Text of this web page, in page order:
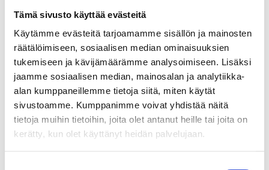
Tämä sivusto käyttää evästeitä
Käytämme evästeitä tarjoamamme sisällön ja mainosten
räätälöimiseen, sosiaalisen median ominaisuuksien
tukemiseen ja kävijämäärämme analysoimiseen. Lisäksi
jaamme sosiaalisen median, mainosalan ja analytiikka-
alan kumppaneillemme tietoja siitä, miten käytät
sivustoamme. Kumppanimme voivat yhdistää näitä
tietoja muihin tietoihin, joita olet antanut heille tai joita on
kerätty, kun olet käyttänyt heidän palvelujaan.
Jaa artikkeli
Lue seuraavaksi
Siirry uutishuoneeseen